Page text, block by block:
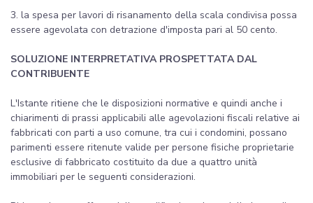
3. la spesa per lavori di risanamento della scala condivisa possa
essere agevolata con detrazione d'imposta pari al 50 cento.
SOLUZIONE INTERPRETATIVA PROSPETTATA DAL
CONTRIBUENTE
L'Istante ritiene che le disposizioni normative e quindi anche i
chiarimenti di prassi applicabili alle agevolazioni fiscali relative ai
fabbricati con parti a uso comune, tra cui i condomini, possano
parimenti essere ritenute valide per persone fisiche proprietarie
esclusive di fabbricato costituito da due a quattro unità
immobiliari per le seguenti considerazioni.